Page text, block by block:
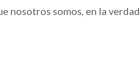
nosotros somos, en la verdad